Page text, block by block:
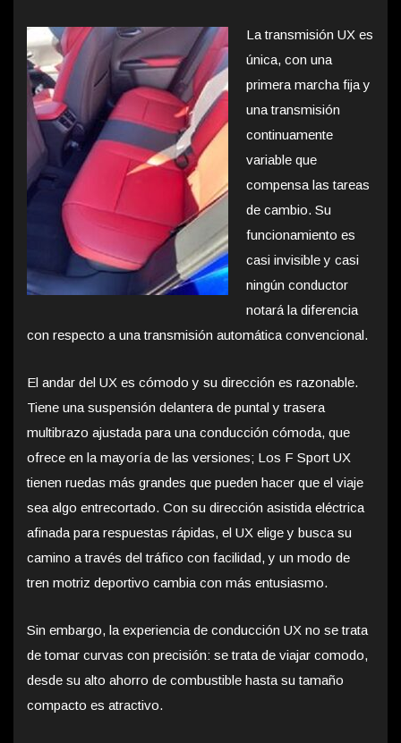
La transmisión UX es
única, con una
primera marcha fija y
una transmisión
continuamente
variable que
compensa las tareas
de cambio. Su
funcionamiento es
casi invisible y casi
ningún conductor
notará la diferencia
con respecto a una transmisión automática convencional.
El andar del UX es cómodo y su dirección es razonable.
Tiene una suspensión delantera de puntal y trasera
multibrazo ajustada para una conducción cómoda, que
ofrece en la mayoría de las versiones; Los F Sport UX
tienen ruedas más grandes que pueden hacer que el viaje
sea algo entrecortado. Con su dirección asistida eléctrica
afinada para respuestas rápidas, el UX elige y busca su
camino a través del tráfico con facilidad, y un modo de
tren motriz deportivo cambia con más entusiasmo.
Sin embargo, la experiencia de conducción UX no se trata
de tomar curvas con precisión: se trata de viajar comodo,
desde su alto ahorro de combustible hasta su tamaño
compacto es atractivo.